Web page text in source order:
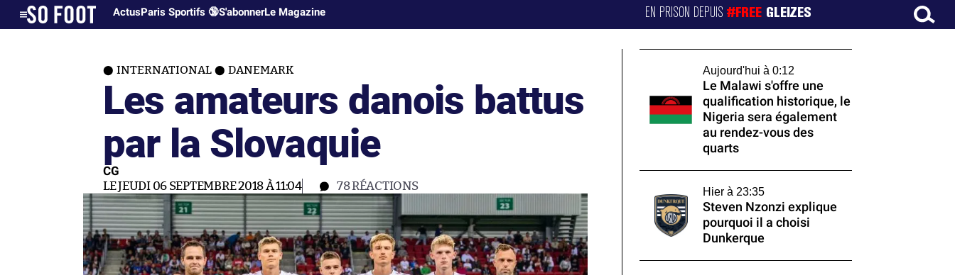
ActusParis Sportifs 🔞S'abonnerLe Magazine EN PRISON DEPUIS#FREE GLEIZES
INTERNATIONAL DANEMARK
Les amateurs danois battus
par la Slovaquie
CG
LE JEUDI 06 SEPTEMBRE 2018 À 11:04 78RÉACTIONS
Aujourd'hui à 0:12
Le Malawi s'offre une
qualification historique, le
Nigeria sera également
au rendez-vous des
quarts
Hier à 23:35
Steven Nzonzi explique
pourquoi il a choisi
Dunkerque